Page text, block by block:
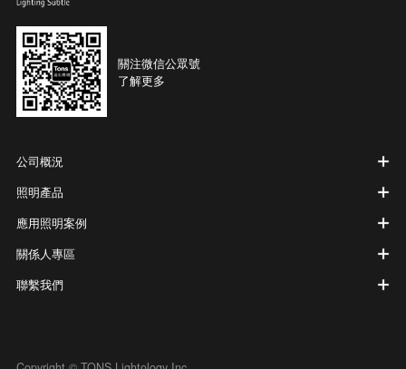
關注微信公眾號
了解更多
公司概況
照明產品
應用照明案例
關係人專區
聯繫我們